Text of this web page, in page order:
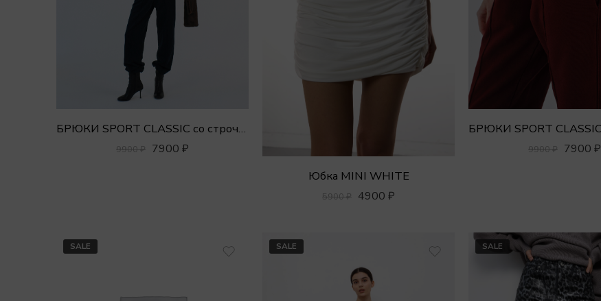
БРЮКИ SPORT CLASSIC со строчкой
9900₽ 7900 ₽
Юбка MINI WHITE
5900₽ 4900 ₽
9900₽ 7900 ₽
SALE SALE SALE